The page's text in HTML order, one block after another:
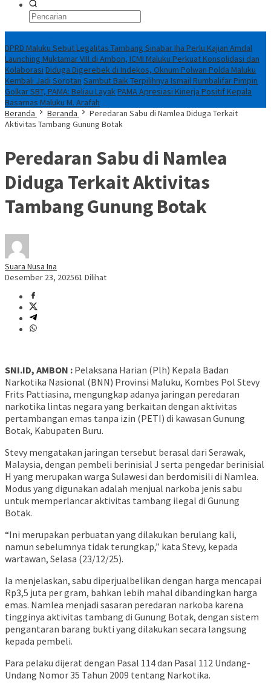
DPRD Maluku Sebut Legalitas Tambang Sinabar Iha Perlu Kajian Amdal
Launching Muktamar VIII di Ambon, ICMI Maluku Perkuat Konsolidasi dan
Kolaborasi Diduga Digerebek di Indekos, Oknum Polwan Polda Maluku
Kembali Jadi Sorotan Sambut Baik Terpilihnya Ismail Rumbalifar Pimpin
Golkar SBT, PAMA: Beliau LayakPAMA Apresiasi Kinerja Positif Kepala
Basarnas Maluku M. Arafah
Beranda
Beranda
Peredaran Sabu di Namlea Diduga Terkait
Aktivitas Tambang Gunung Botak
Peredaran Sabu di Namlea
Diduga Terkait Aktivitas
Tambang Gunung Botak
Suara Nusa Ina
Desember 23, 202561 Dilihat
SNI.ID, AMBON : Pelaksana Harian (Plh) Kepala Badan
Narkotika Nasional (BNN) Provinsi Maluku, Kombes Pol Stevy
Frits Pattiasina, mengungkap adanya jaringan peredaran
narkotika lintas negara yang berkaitan dengan aktivitas
pertambangan emas tanpa izin (PETI) di kawasan Gunung
Botak, Kabupaten Buru.
Stevy mengatakan jaringan tersebut berasal dari Serawak,
Malaysia, dengan pembeli berinisial J serta pengedar berinisial
H yang merupakan warga Sulawesi dan berdomisili di Namlea.
Modus yang digunakan adalah menjual narkoba jenis sabu
untuk memperlancar aktivitas tambang ilegal di Gunung
Botak.
“Ini merupakan perbuatan yang dilakukan berulang kali,
namun sebelumnya tidak terungkap,” kata Stevy, kepada
wartawan, Selasa (23/12/25).
Ia menjelaskan, sabu diperjualbelikan dengan harga mencapai
Rp3,5 juta per gram, bahkan lebih mahal dibandingkan harga
emas. Namlea menjadi sasaran peredaran narkoba karena
tingginya aktivitas tambang di Gunung Botak, dengan sistem
pengantaran barang bukti yang dilakukan secara langsung
kepada pembeli.
Para pelaku dijerat dengan Pasal 114 dan Pasal 112 Undang-
Undang Nomor 35 Tahun 2009 tentang Narkotika.